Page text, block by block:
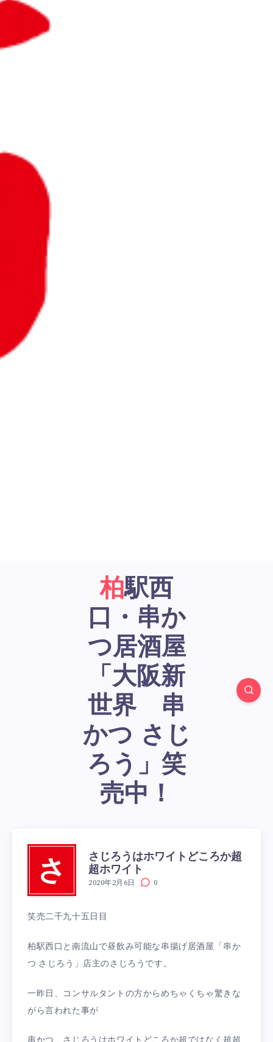
柏駅西
口・串か
つ居酒屋
「大阪新
世界 串
かつ さじ
ろう」笑
売中！
さ
さじろうはホワイトどころか超
超ホワイト
2020年2月6日 0
笑売二千九十五日目
柏駅西口と南流山で昼飲み可能な串揚げ居酒屋「串か
つ さじろう」店主のさじろうです。
一昨日、コンサルタントの方からめちゃくちゃ驚きな
がら言われた事が